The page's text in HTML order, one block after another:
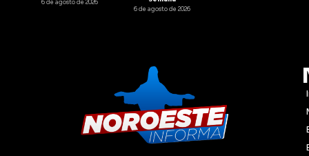
6 de agosto de 2026
6 de agosto de 2026